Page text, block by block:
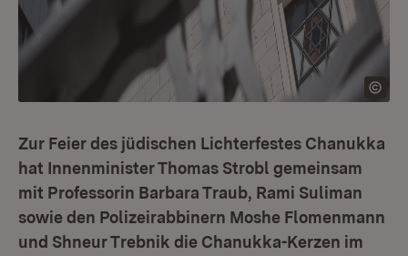
Zur Feier des jüdischen Lichterfestes Chanukka
hat Innenminister Thomas Strobl gemeinsam
mit Professorin Barbara Traub, Rami Suliman
sowie den Polizeirabbinern Moshe Flomenmann
und Shneur Trebnik die Chanukka-Kerzen im